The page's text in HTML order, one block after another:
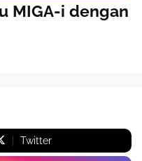
MIGA-i dengan
Twitter